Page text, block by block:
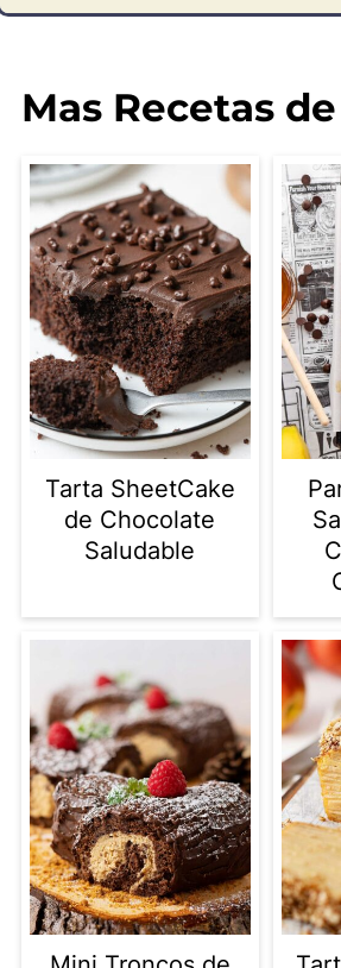
Mas Recetas
Tarta SheetCake
de Chocolate
Saludable